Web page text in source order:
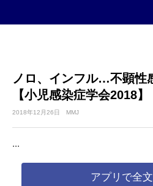
ノロ、インフル…不顕性
【小児感染症学会2018】
2018年12月26日 MMJ
...
アプリで全